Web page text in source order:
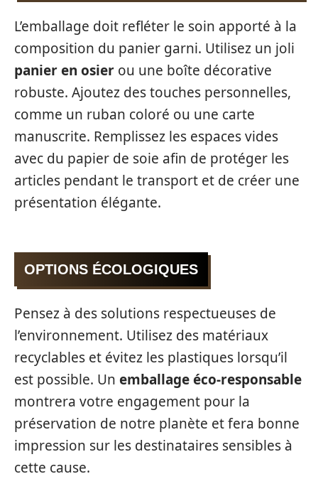
L’emballage doit refléter le soin apporté à la
composition du panier garni. Utilisez un joli
panier en osier ou une boîte décorative
robuste. Ajoutez des touches personnelles,
comme un ruban coloré ou une carte
manuscrite. Remplissez les espaces vides
avec du papier de soie afin de protéger les
articles pendant le transport et de créer une
présentation élégante.
OPTIONS ÉCOLOGIQUES
Pensez à des solutions respectueuses de
l’environnement. Utilisez des matériaux
recyclables et évitez les plastiques lorsqu’il
est possible. Un emballage éco-responsable
montrera votre engagement pour la
préservation de notre planète et fera bonne
impression sur les destinataires sensibles à
cette cause.